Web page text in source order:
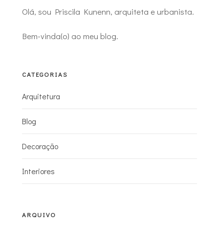
Olá, sou Priscila Kunenn, arquiteta e urbanista.
Bem-vinda(o) ao meu blog.
CATEGORIAS
Arquitetura
Blog
Decoração
Interiores
ARQUIVO